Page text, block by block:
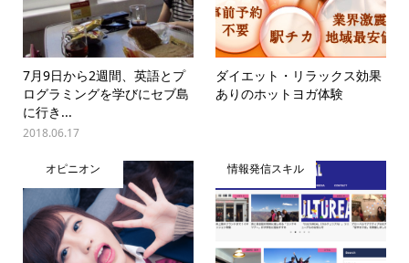
7月9日から2週間、英語とプ
ログラミングを学びにセブ島
に行き...
2018.06.17
ダイエット・リラックス効果
ありのホットヨガ体験
オピニオン 情報発信スキル